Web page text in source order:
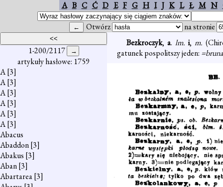
A B C Ć D E F G H I J K L Ł M N
Otwórz na stronie
1-200/2117
artykuły hasłowe: 1759
A[3]
A[3]
A[3]
A[3]
A[3]
A[3]
Abacus
Abaddon[3]
Abakus [3]
Aban[3]
Abartarea[3]
Bezkroczyk, a.lm.i,m.
gatunek pospolitszy jeden: